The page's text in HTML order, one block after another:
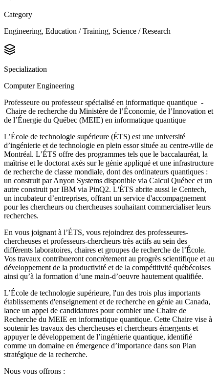
Category
Engineering, Education / Training, Science / Research
Specialization
Computer Engineering
Professeure ou professeur spécialisé en informatique quantique -
Chaire de recherche du Ministère de l’Économie, de l’Innovation et
de l’Énergie du Québec (MEIE) en informatique quantique
L’École de technologie supérieure (ÉTS) est une université
d’ingénierie et de technologie en plein essor située au centre-ville de
Montréal. L’ÉTS offre des programmes tels que le baccalauréat, la
maîtrise et le doctorat axés sur le génie appliqué et une infrastructure
de recherche de classe mondiale, dont des ordinateurs quantiques :
un construit par Anyon Systems disponible via Calcul Québec et un
autre construit par IBM via PinQ2. L'ÉTS abrite aussi le Centech,
un incubateur d’entreprises, offrant un service d'accompagnement
pour les chercheurs ou chercheuses souhaitant commercialiser leurs
recherches.
En vous joignant à l’ÉTS, vous rejoindrez des professeures-
chercheuses et professeurs-chercheurs très actifs au sein des
différents laboratoires, chaires et groupes de recherche de l’École.
Vos travaux contribueront concrètement au progrès scientifique et au
développement de la productivité et de la compétitivité québécoises
ainsi qu’à la formation d’une main-d’oeuvre hautement qualifiée.
L’École de technologie supérieure, l'un des trois plus importants
établissements d'enseignement et de recherche en génie au Canada,
lance un appel de candidatures pour combler une Chaire de
Recherche du MEIE en informatique quantique. Cette Chaire vise à
soutenir les travaux des chercheuses et chercheurs émergents et
appuyer le développement de l’ingénierie quantique, identifié
comme un domaine en émergence d’importance dans son Plan
stratégique de la recherche.
Nous vous offrons :